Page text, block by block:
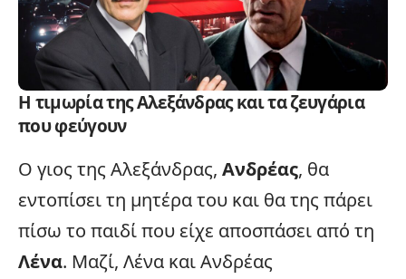
Η τιμωρία της Αλεξάνδρας και τα ζευγάρια
που φεύγουν
Ο γιος της Αλεξάνδρας, Ανδρέας, θα
εντοπίσει τη μητέρα του και θα της πάρει
πίσω το παιδί που είχε αποσπάσει από τη
Λένα. Μαζί, Λένα και Ανδρέας